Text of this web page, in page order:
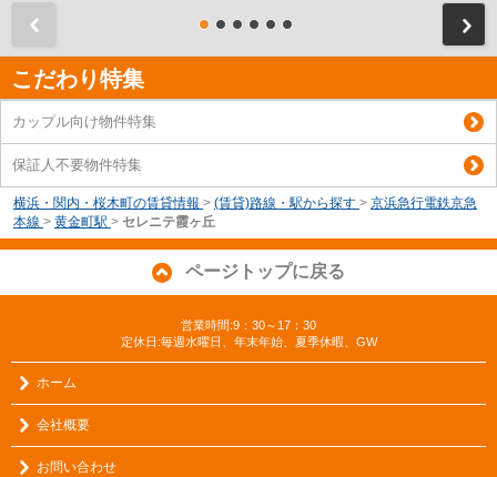
こだわり特集
カップル向け物件特集
保証人不要物件特集
横浜・関内・桜木町の賃貸情報 > (賃貸)路線・駅から探す > 京浜急行電鉄京急
本線 > 黄金町駅 > セレニテ霞ヶ丘
ページトップに戻る
営業時間:9：30～17：30
定休日:毎週水曜日、年末年始、夏季休暇、GW
ホーム
会社概要
お問い合わせ